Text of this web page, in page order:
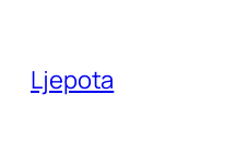
sadržaja
Ljepota